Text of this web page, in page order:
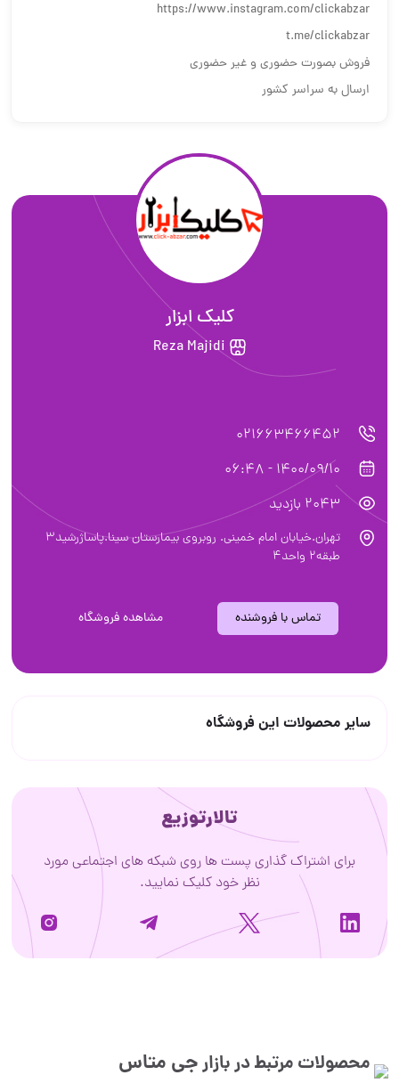
https://www.instagram.com/clickabzar
t.me/clickabzar
فروش بصورت حضوری و غیر حضوری
ارسال به سراسر کشور
کلیک ابزار
Reza Majidi
021663466452
1400/09/10 - 06:48
2043 بازدید
تهران.خیابان امام خمینی. روبروی بیمارستان سینا.پاساژرشید3
طبقه2 واحد4
تماس با فروشنده مشاهده فروشگاه
سایر محصولات این فروشگاه
تالارتوزیع
برای اشتراک گذاری پست ها روی شبکه های اجتماعی مورد
نظر خود کلیک نمایید.
محصولات مرتبط در بازارجی متاس